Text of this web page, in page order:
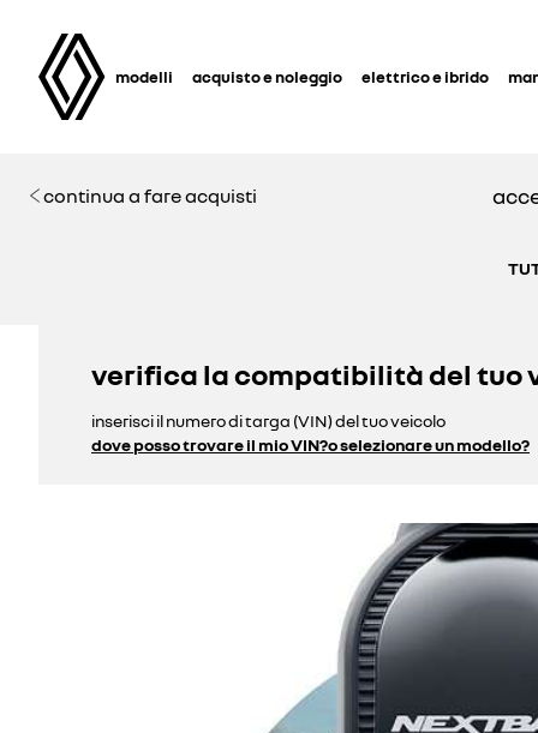
modelli acquisto e noleggio elettrico e ibrido
continua a fare acquisti
verifica la compatibilità del tuo
inserisci il numero di targa (VIN) del tuo veicolo
dove posso trovare il mio VIN?o selezionare un modello?